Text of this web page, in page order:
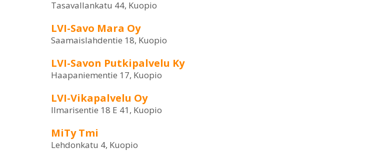
Tasavallankatu 44, Kuopio
LVI-Savo Mara Oy
Saamaislahdentie 18, Kuopio
LVI-Savon Putkipalvelu Ky
Haapaniementie 17, Kuopio
LVI-Vikapalvelu Oy
Ilmarisentie 18 E 41, Kuopio
MiTy Tmi
Lehdonkatu 4, Kuopio